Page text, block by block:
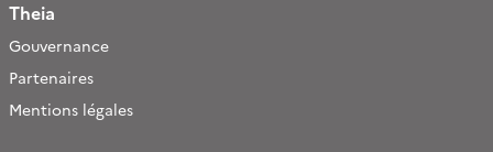
Theia
Gouvernance
Partenaires
Mentions légales